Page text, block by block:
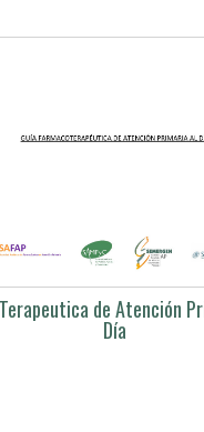
de Atención
Día